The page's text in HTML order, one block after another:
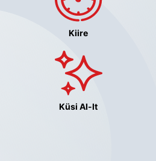
Kiire
Küsi AI-lt